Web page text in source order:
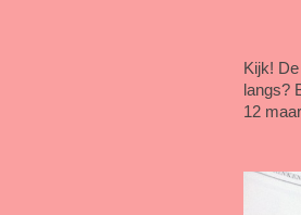
Kijk!
langs?
12